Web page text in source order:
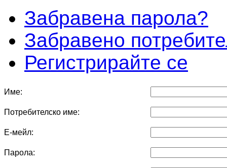
Забравена парола?
Забравено
Регистрирайте се
Име:
Потребителско име:
Е-мейл:
Парола: